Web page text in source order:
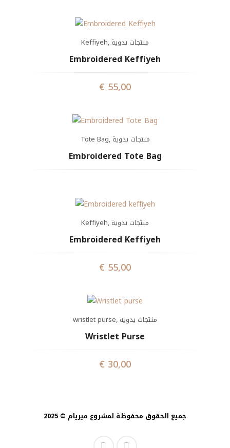
Keffiyeh, منتجات يدوية
Embroidered Keffiyeh
€ 55,00
Tote Bag, منتجات يدوية
Embroidered Tote Bag
Keffiyeh, منتجات يدوية
Embroidered Keffiyeh
€ 55,00
wristlet purse, منتجات يدوية
Wristlet Purse
€ 30,00
جميع الحقوق محفوظة لمشروع ميريام © 2025